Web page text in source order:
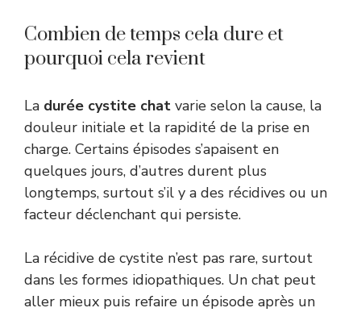
Combien de temps cela dure et
pourquoi cela revient
La durée cystite chat varie selon la cause, la
douleur initiale et la rapidité de la prise en
charge. Certains épisodes s’apaisent en
quelques jours, d’autres durent plus
longtemps, surtout s’il y a des récidives ou un
facteur déclenchant qui persiste.
La récidive de cystite n’est pas rare, surtout
dans les formes idiopathiques. Un chat peut
aller mieux puis refaire un épisode après un